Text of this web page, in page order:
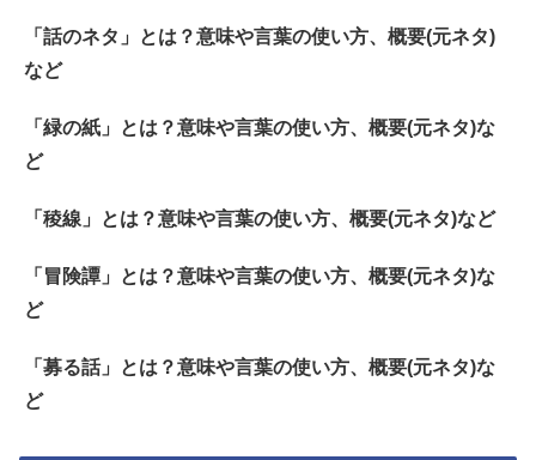
「話のネタ」とは？意味や言葉の使い方、概要(元ネタ)
など
「緑の紙」とは？意味や言葉の使い方、概要(元ネタ)な
ど
「稜線」とは？意味や言葉の使い方、概要(元ネタ)など
「冒険譚」とは？意味や言葉の使い方、概要(元ネタ)な
ど
「募る話」とは？意味や言葉の使い方、概要(元ネタ)な
ど